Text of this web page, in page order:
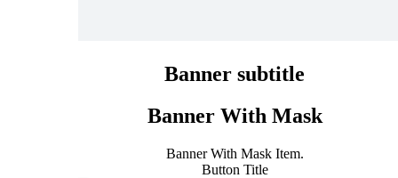
Banner subtitle
Banner With Mask
Banner With Mask Item.
Button Title